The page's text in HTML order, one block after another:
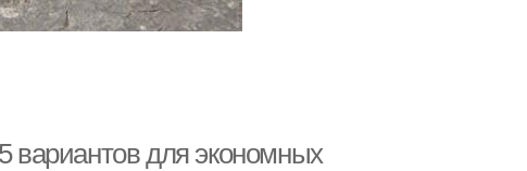
вариантов для экономных